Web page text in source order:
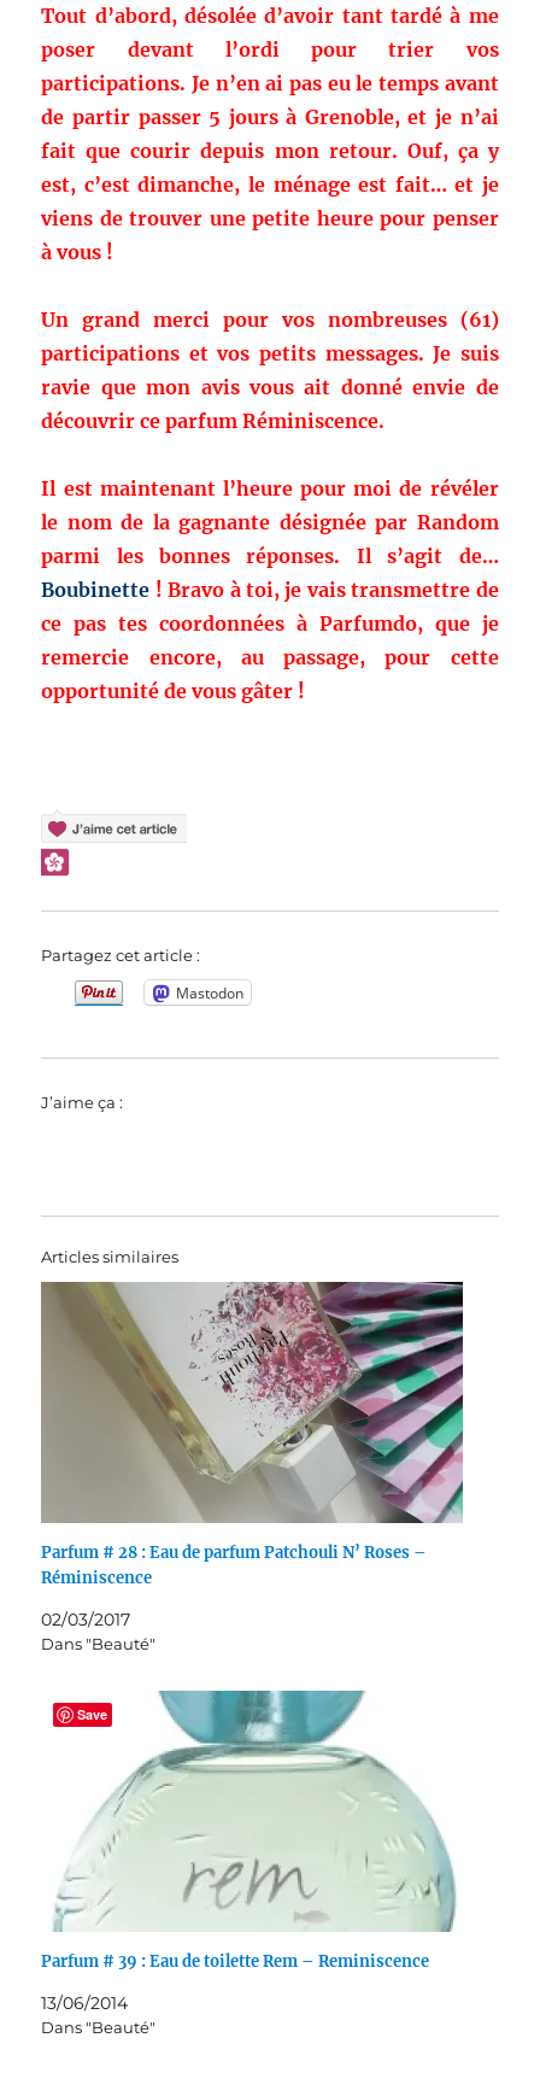
Tout d’abord, désolée d’avoir tant tardé à me
poser devant l’ordi pour trier vos
participations. Je n’en ai pas eu le temps avant
de partir passer 5 jours à Grenoble, et je n’ai
fait que courir depuis mon retour. Ouf, ça y
est, c’est dimanche, le ménage est fait… et je
viens de trouver une petite heure pour penser
à vous !
Un grand merci pour vos nombreuses (61)
participations et vos petits messages. Je suis
ravie que mon avis vous ait donné envie de
découvrir ce parfum Réminiscence.
Il est maintenant l’heure pour moi de révéler
le nom de la gagnante désignée par Random
parmi les bonnes réponses. Il s’agit de…
Boubinette ! Bravo à toi, je vais transmettre de
ce pas tes coordonnées à Parfumdo, que je
remercie encore, au passage, pour cette
opportunité de vous gâter !
Partagez cet article :
Mastodon
J’aime ça :
Articles similaires
Parfum # 28 : Eau de parfum Patchouli N’ Roses –
Réminiscence
02/03/2017
Dans "Beauté"
Parfum # 39 : Eau de toilette Rem – Reminiscence
13/06/2014
Dans "Beauté"
Save